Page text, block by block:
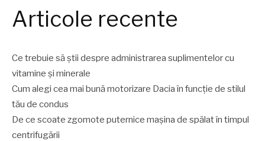
Articole recente
Ce trebuie să știi despre administrarea suplimentelor cu
vitamine și minerale
Cum alegi cea mai bună motorizare Dacia în funcție de stilul
tău de condus
De ce scoate zgomote puternice mașina de spălat în timpul
centrifugării